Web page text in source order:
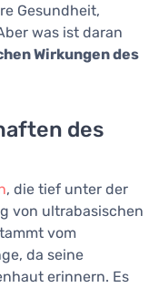
Gesundheit,
was ist daran
Wirkungen des
des
, die tief unter der
von ultrabasischen
vom
da seine
erinnern. Es